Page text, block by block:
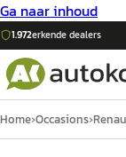
Ga naar inhoud
1.972erkende dealers
Home›Occasions›